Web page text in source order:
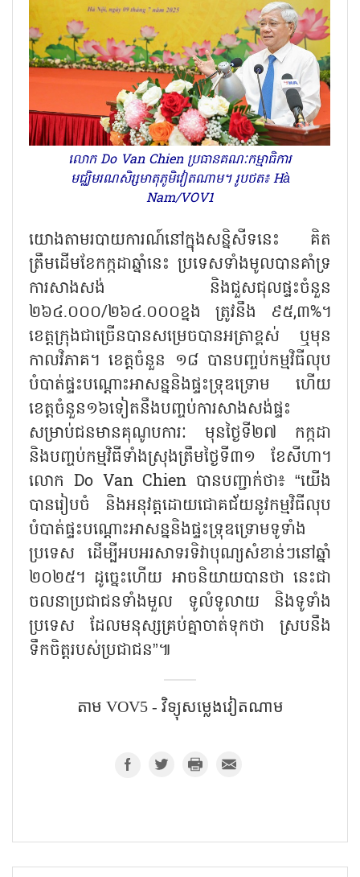
លោក Do Van Chien ប្រធានគណៈកម្មាធិការ
មជ្ឈិមរណសិរ្សមាតុភូមិវៀតណាម។ រូបថត៖ Hà
Nam/VOV1
យោងតាមរបាយការណ៍នៅក្នុងសន្និសីទនេះ គិត
ត្រឹមដើមខែកក្កដាឆ្នាំនេះ ប្រទេស​ទាំងមូលបានគាំទ្រ
ការសាងសង់ និងជួសជុលផ្ទះចំនួន
២៦៤.០០០/២៦៤.០០០ខ្នង ត្រូវនឹង ៩៥,៣%។
ខេត្តក្រុងជាច្រើនបានសម្រេចបានអត្រាខ្ពស់ ឬមុន
កាលវិភាគ។ ខេត្តចំនួន ១៨ បានបញ្ចប់កម្មវិធីលុប
បំបាត់ផ្ទះបណ្តោះអាសន្ននិងផ្ទះទ្រុឌទ្រោម ហើយ
ខេត្តចំនួន១៦ទៀតនឹងបញ្ចប់ការ​សាងសង់ផ្ទះ
សម្រាប់ជនមានគុណូបការៈ មុនថ្ងៃទី២៧ កក្កដា
និងបញ្ចប់កម្មវិធីទាំងស្រុងត្រឹមថ្ងៃទី៣១ ខែសីហា។
លោក Do Van Chien បានបញ្ជាក់ថា៖ “យើង
បានរៀបចំ និងអនុវត្តដោយជោគជ័យនូវកម្មវិធីលុប
បំបាត់ផ្ទះបណ្តោះអាសន្ននិងផ្ទះទ្រុឌទ្រោមទូទាំង
ប្រទេស ដើម្បីអបអរសាទរទិវាបុណ្យសំខាន់ៗនៅឆ្នាំ
២០២៥។ ដូច្នេះហើយ អាចនិយាយបានថា នេះជា
ចលនាប្រជាជនទាំងមួល ទូលំទូលាយ និងទូទាំង
ប្រទេស ដែលមនុស្សគ្រប់គ្នាចាត់ទុកថា ស្របនឹង
ទឹកចិត្តរបស់ប្រជាជន”៕
តាម​ VOV5 - វិទ្យុសម្លេងវៀតណាម